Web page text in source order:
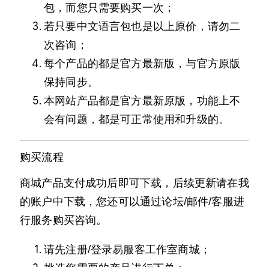
包，而您只需要购买一次；
若只要中文语言包也是以上原价，请勿二
次咨询；
每个产品的都是官方最新版，与官方原版
保持同步。
本网站产品都是官方最新原版，功能上不
会有问题，都是可正常使用和升级的。
购买流程
商城产品支付成功后即可下载，后续更新请在我
的账户中下载，您还可以通过论坛/邮件/客服进
行服务购买咨询。
请先注册/登录易服客工作室商城；